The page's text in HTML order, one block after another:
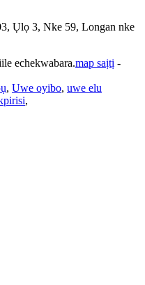
Ụlọ 3, Nke 59, Longan nke
echekwabara.map saịtị -
, Uwe oyibo, uwe elu
,